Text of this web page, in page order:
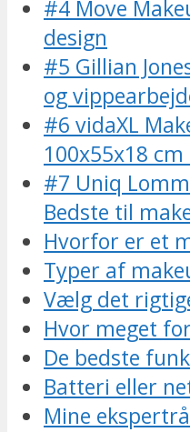
#4 Move
design
#5 Gillian
og
#6 vidaXL
100x55x18
#7 Uniq
Bedste til
Hvorfor er et
Typer af
Vælg det
Hvor meget
De bedste
Batteri eller
Mine